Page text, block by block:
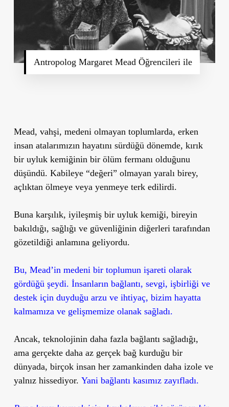
Antropolog Margaret Mead Öğrencileri ile
Mead, vahşi, medeni olmayan toplumlarda, erken
insan atalarımızın hayatını sürdüğü dönemde, kırık
bir uyluk kemiğinin bir ölüm fermanı olduğunu
düşündü. Kabileye “değeri” olmayan yaralı birey,
açlıktan ölmeye veya yenmeye terk edilirdi.
Buna karşılık, iyileşmiş bir uyluk kemiği, bireyin
bakıldığı, sağlığı ve güvenliğinin diğerleri tarafından
gözetildiği anlamına geliyordu.
Bu, Mead’in medeni bir toplumun işareti olarak
gördüğü şeydi. İnsanların bağlantı, sevgi, işbirliği ve
destek için duyduğu arzu ve ihtiyaç, bizim hayatta
kalmamıza ve gelişmemize olanak sağladı.
Ancak, teknolojinin daha fazla bağlantı sağladığı,
ama gerçekte daha az gerçek bağ kurduğu bir
dünyada, birçok insan her zamankinden daha izole ve
yalnız hissediyor. Yani bağlantı kasımız zayıfladı.